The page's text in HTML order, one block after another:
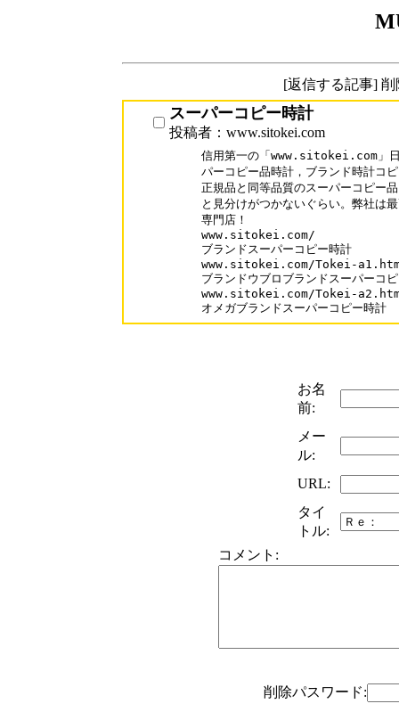
[返信する記事]
スーパーコピー時計
投稿者：www.sitokei.com
信用第一の「www.sitokei.com」日
パーコピー品時計，ブランド時計コ
正規品と同等品質のスーパーコピー
と見分けがつかないぐらい。弊社は
専門店！
www.sitokei.com/
ブランドスーパーコピー時計
www.sitokei.com/Tokei-
ブランドウブロブランドスーパーコ
www.sitokei.com/Tokei-
オメガブランドスーパーコピー時計
お名
前:
メー
ル:
URL:
タイ
トル:
コメント:
削除パスワード: